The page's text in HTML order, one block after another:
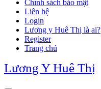
Chính sách bảo mật
Liên hệ
Login
Lương y Huê Thị là ai?
Register
Trang chủ
Lương Y Huê Thị